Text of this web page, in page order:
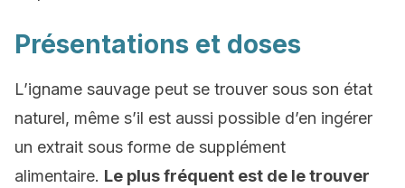
Présentations et doses
L’igname sauvage peut se trouver sous son état
naturel, même s’il est aussi possible d’en ingérer
un extrait sous forme de supplément
alimentaire. Le plus fréquent est de le trouver